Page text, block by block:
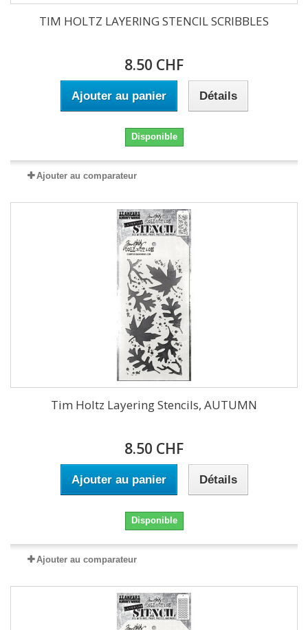
TIM HOLTZ LAYERING STENCIL SCRIBBLES
8.50 CHF
Ajouter au panier Détails
Disponible
Ajouter au comparateur
Tim Holtz Layering Stencils, AUTUMN
8.50 CHF
Ajouter au panier Détails
Disponible
Ajouter au comparateur